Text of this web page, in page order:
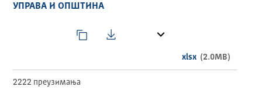
УПРАВА И ОПШТИНА
xlsx (2.0MB)
2222 преузимања